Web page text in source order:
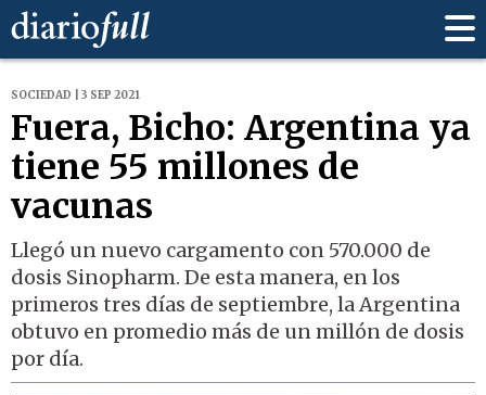
SOCIEDAD | 3 SEP 2021
Fuera, Bicho: Argentina ya
tiene 55 millones de
vacunas
Llegó un nuevo cargamento con 570.000 de
dosis Sinopharm. De esta manera, en los
primeros tres días de septiembre, la Argentina
obtuvo en promedio más de un millón de dosis
por día.